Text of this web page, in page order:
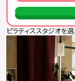
ピラティススタジオを